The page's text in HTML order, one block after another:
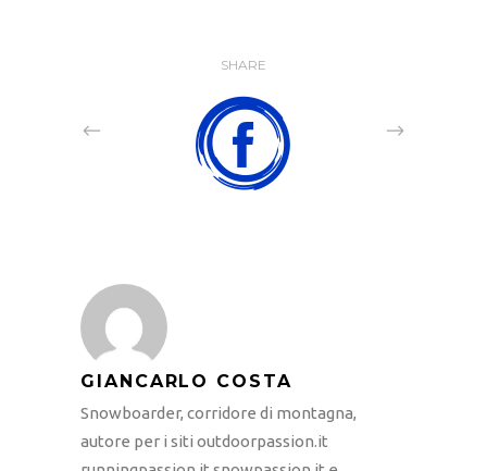
SHARE
GIANCARLO COSTA
Snowboarder, corridore di montagna,
autore per i siti outdoorpassion.it